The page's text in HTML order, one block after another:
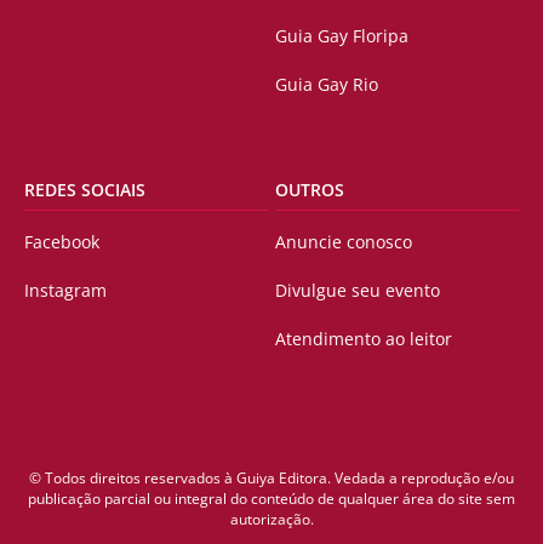
Guia Gay Floripa
Guia Gay Rio
REDES SOCIAIS
Facebook
Instagram
OUTROS
Anuncie conosco
Divulgue seu evento
Atendimento ao leitor
© Todos direitos reservados à Guiya Editora. Vedada a reprodução e/ou
publicação parcial ou integral do conteúdo de qualquer área do site sem
autorização.